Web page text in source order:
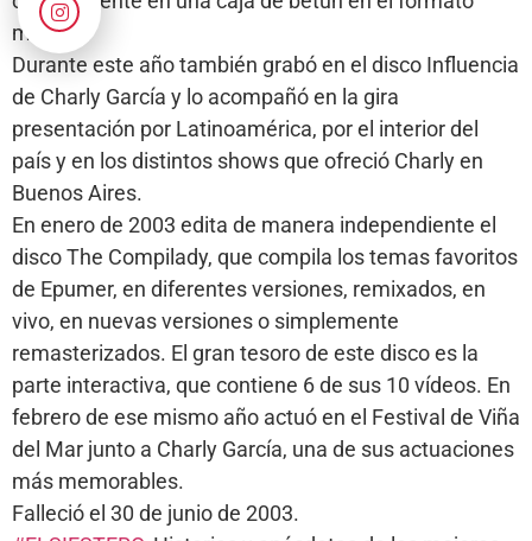
mini-CD.
Durante este año también grabó en el disco Influencia
de Charly García y lo acompañó en la gira
presentación por Latinoamérica, por el interior del
país y en los distintos shows que ofreció Charly en
Buenos Aires.
En enero de 2003 edita de manera independiente el
disco The Compilady, que compila los temas favoritos
de Epumer, en diferentes versiones, remixados, en
vivo, en nuevas versiones o simplemente
remasterizados. El gran tesoro de este disco es la
parte interactiva, que contiene 6 de sus 10 vídeos. En
febrero de ese mismo año actuó en el Festival de Viña
del Mar junto a Charly García, una de sus actuaciones
más memorables.
Falleció el 30 de junio de 2003.